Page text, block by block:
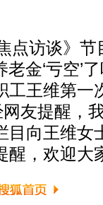
访谈》节
金‘亏空’
工王维第一
友提醒，
目向王维女
醒，欢迎大